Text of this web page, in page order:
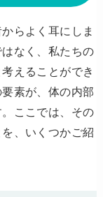
らよく耳にしま
なく、私たちの
えることができ
素が、体の内部
ここでは、その
、いくつかご紹